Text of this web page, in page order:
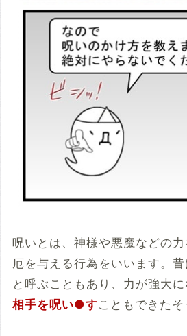
呪いとは、神様や悪魔などの
厄を与える行為をいいます。昔
と呼ぶこともあり、力が強大
相手を呪い●すこともできたそ